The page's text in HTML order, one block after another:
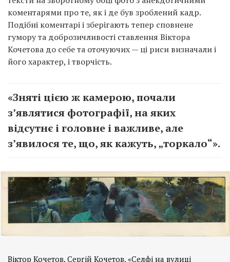
коментарями про те, як і де був зроблений кадр.
Подібні коментарі і зберігають тепер сповнене
гумору та доброзичливості ставлення Віктора
Кочетова до себе та оточуючих — ці риси визначали і
його характер, і творчість.
«Зняті цією ж камерою, почали
з’являтися фотографії, на яких
відсутнє і головне і важливе, але
з’явилося те, що, як кажуть, „торкало“».
Віктор Кочетов, Сергій Кочетов, «Селфі на вулиці